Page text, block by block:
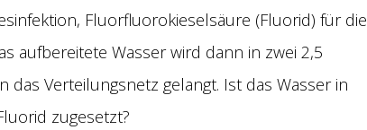
Fluorfluorokieselsäure (Fluorid) für die
aufbereitete Wasser wird dann in zwei 2,5
das Verteilungsnetz gelangt. Ist das Wasser in
zugesetzt?